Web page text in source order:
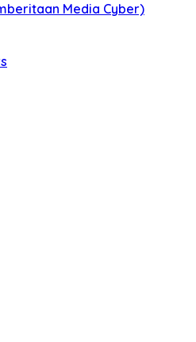
Media Cyber)